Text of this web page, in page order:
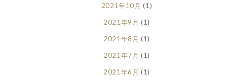
2021年10月 (1)
2021年9月 (1)
2021年8月 (1)
2021年7月 (1)
2021年6月 (1)